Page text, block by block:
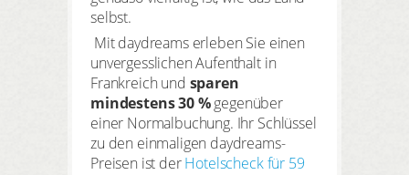
ANMELDEN
selbst.
Mit daydreams erleben Sie einen
unvergesslichen Aufenthalt in
Frankreich und sparen
mindestens 30 %gegenüber
einer Normalbuchung. Ihr Schlüssel
zu den einmaligen daydreams-
Preisen ist derHotelscheck für 59